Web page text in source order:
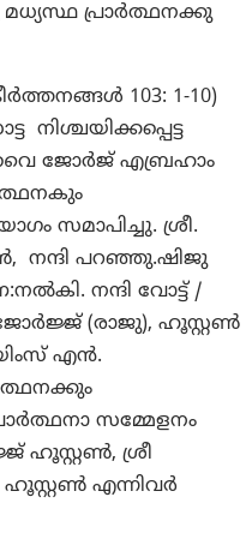
പ്രാർത്ഥനക്കു
103: 1-10)
നിശ്ചയിക്കപ്പെട്ട
ജോർജ് എബ്രഹാം
സമാപിച്ചു. ശ്രീ.
പറഞ്ഞു.ഷിജു
നന്ദി വോട്ട് /
ജോർജ്ജ് (രാജു), ഹൂസ്റ്റൺ
എൻ.
സമ്മേളനം
ഹൂസ്റ്റൺ, ശ്രീ
എന്നിവർ